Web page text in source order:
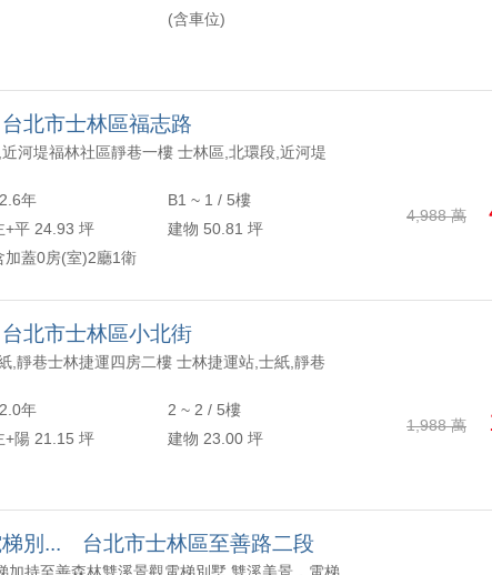
(含車位)
北市士林區福志路
河堤福林社區靜巷一樓 士林區,北環段,近河堤
年
B1 ~ 1 / 5樓
+平 24.93 坪
建物 50.81 坪
加蓋0房(室)2廳1衛
4,988 萬
北市士林區小北街
,靜巷士林捷運四房二樓 士林捷運站,士紙,靜巷
年
2 ~ 2 / 5樓
+陽 21.15 坪
建物 23.00 坪
1,988 萬
別... 台北市士林區至善路二段